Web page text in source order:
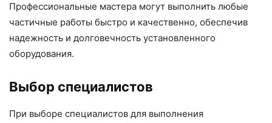
Профессиональные мастера могут выполнить любые
частичные работы быстро и качественно, обеспечив
надежность и долговечность установленного
оборудования.
Выбор специалистов
При выборе специалистов для выполнения